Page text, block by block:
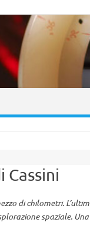
di chilometri.
spaziale. Una